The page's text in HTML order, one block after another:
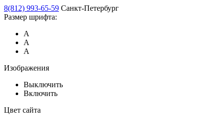
8(812) 993-65-59 Санкт-Петербург
Размер шрифта:
А
А
А
Изображения
Выключить
Включить
Цвет сайта